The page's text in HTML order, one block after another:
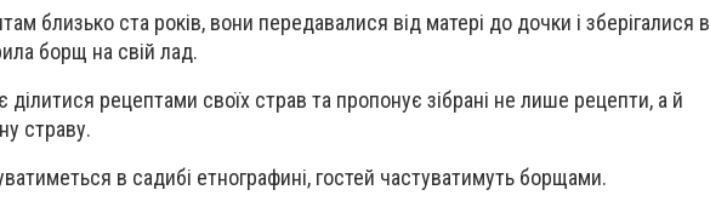
близько ста років, вони передавалися від матері до дочки і зберігалися в
борщ на свій лад.
ділитися рецептами своїх страв та пропонує зібрані не лише рецепти, а й
страву.
в садибі етнографині, гостей частуватимуть борщами.